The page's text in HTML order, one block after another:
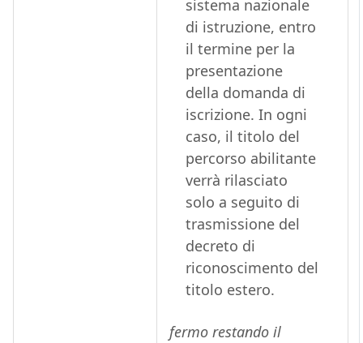
sistema nazionale
di istruzione, entro
il termine per la
presentazione
della domanda di
iscrizione. In ogni
caso, il titolo del
percorso abilitante
verrà rilasciato
solo a seguito di
trasmissione del
decreto di
riconoscimento del
titolo estero.
fermo restando il